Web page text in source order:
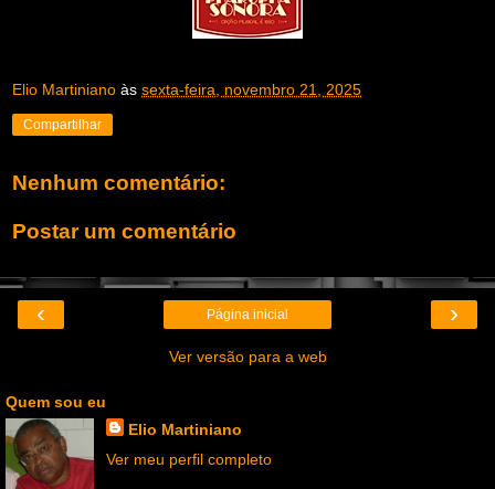
Elio Martiniano às sexta-feira, novembro 21, 2025
Compartilhar
Nenhum comentário:
Postar um comentário
‹ ›
Página inicial
Ver versão para a web
Quem sou eu
Elio Martiniano
Ver meu perfil completo